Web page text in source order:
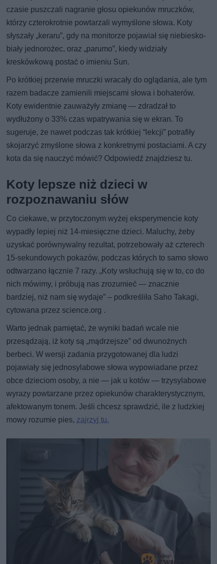
czasie puszczali nagranie głosu opiekunów mruczków,
którzy czterokrotnie powtarzali wymyślone słowa. Koty
słyszały „keraru”, gdy na monitorze pojawiał się niebiesko-
biały jednorożec, oraz „parumo”, kiedy widziały
kreskówkową postać o imieniu Sun.
Po krótkiej przerwie mruczki wracały do oglądania, ale tym
razem badacze zamienili miejscami słowa i bohaterów.
Koty ewidentnie zauważyły zmianę — zdradzał to
wydłużony o 33% czas wpatrywania się w ekran. To
sugeruje, że nawet podczas tak krótkiej “lekcji” potrafiły
skojarzyć zmyślone słowa z konkretnymi postaciami. A czy
kota da się nauczyć mówić? Odpowiedź znajdziesz tu.
Koty lepsze niż dzieci w
rozpoznawaniu słów
Co ciekawe, w przytoczonym wyżej eksperymencie koty
wypadły lepiej niż 14-miesięczne dzieci. Maluchy, żeby
uzyskać porównywalny rezultat, potrzebowały aż czterech
15-sekundowych pokazów, podczas których to samo słowo
odtwarzano łącznie 7 razy. „Koty wsłuchują się w to, co do
nich mówimy, i próbują nas zrozumieć — znacznie
bardziej, niż nam się wydaje” – podkreśliła Saho Takagi,
cytowana przez science.org .
Warto jednak pamiętać, że wyniki badań wcale nie
przesądzają, iż koty są „mądrzejsze” od dwunożnych
berbeci. W wersji zadania przygotowanej dla ludzi
pojawiały się jednosylabowe słowa wypowiadane przez
obce dzieciom osoby, a nie — jak u kotów — trzysylabowe
wyrazy powtarzane przez opiekunów charakterystycznym,
afektowanym tonem. Jeśli chcesz sprawdzić, ile z ludzkiej
mowy rozumie pies, zajrzyj tu.